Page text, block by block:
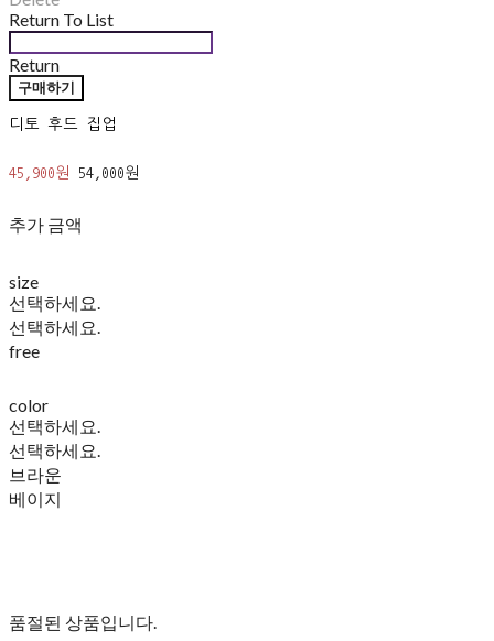
Return To List
Return
구매하기
디토 후드 집업
45,900원 54,000원
추가 금액
size
선택하세요.
선택하세요.
free
color
선택하세요.
선택하세요.
브라운
베이지
품절된 상품입니다.